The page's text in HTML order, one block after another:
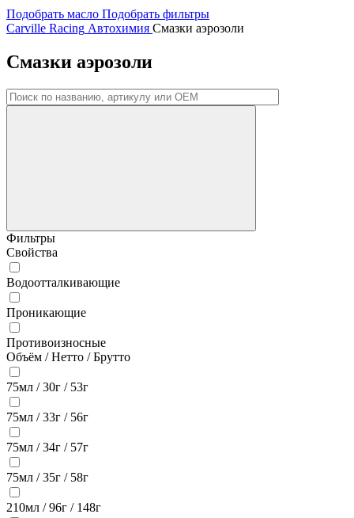
Подобрать масло Подобрать фильтры
Carville Racing Автохимия Смазки аэрозоли
Смазки аэрозоли
Фильтры
Свойства
Водоотталкивающие
Проникающие
Противоизносные
Объём / Нетто / Брутто
75мл / 30г / 53г
75мл / 33г / 56г
75мл / 34г / 57г
75мл / 35г / 58г
210мл / 96г / 148г